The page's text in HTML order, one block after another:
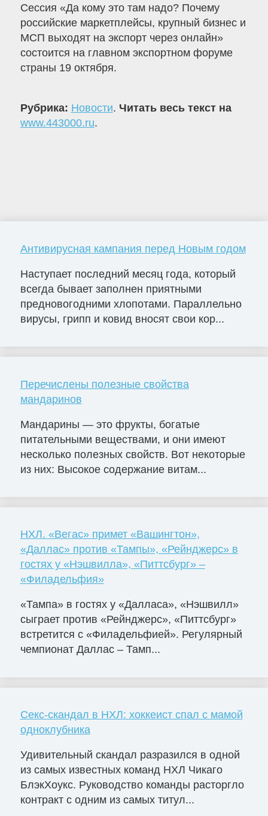
Сессия «Да кому это там надо? Почему
российские маркетплейсы, крупный бизнес и
МСП выходят на экспорт через онлайн»
состоится на главном экспортном форуме
страны 19 октября.
Рубрика: Новости. Читать весь текст на
www.443000.ru.
Антивирусная кампания перед Новым годом
Наступает последний месяц года, который
всегда бывает заполнен приятными
предновогодними хлопотами. Параллельно
вирусы, грипп и ковид вносят свои кор...
Перечислены полезные свойства
мандаринов
Мандарины — это фрукты, богатые
питательными веществами, и они имеют
несколько полезных свойств. Вот некоторые
из них: Высокое содержание витам...
НХЛ. «Вегас» примет «Вашингтон»,
«Даллас» против «Тампы», «Рейнджерс» в
гостях у «Нэшвилла», «Питтсбург» –
«Филадельфия»
«Тампа» в гостях у «Далласа», «Нэшвилл»
сыграет против «Рейнджерс», «Питтсбург»
встретится с «Филадельфией». Регулярный
чемпионат Даллас – Тамп...
Секс-скандал в НХЛ: хоккеист спал с мамой
одноклубника
Удивительный скандал разразился в одной
из самых известных команд НХЛ Чикаго
БлэкХоукс. Руководство команды расторгло
контракт с одним из самых титул...